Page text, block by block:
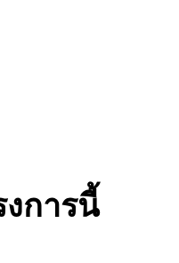
การนี้